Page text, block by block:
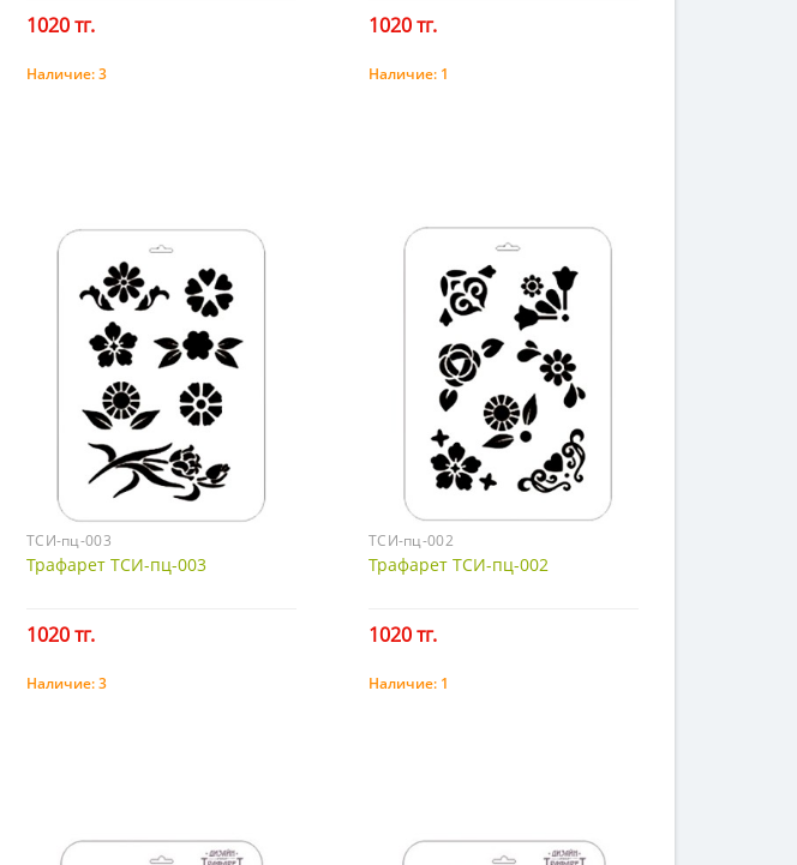
1020 тг.
Купить
Наличие:3
1020 тг.
Купить
Наличие: 1
ТСИ-пц-003
Трафарет ТСИ-пц-003
1020 тг.
Купить
Наличие:3
ТСИ-пц-002
Трафарет ТСИ-пц-002
1020 тг.
Купить
Наличие: 1